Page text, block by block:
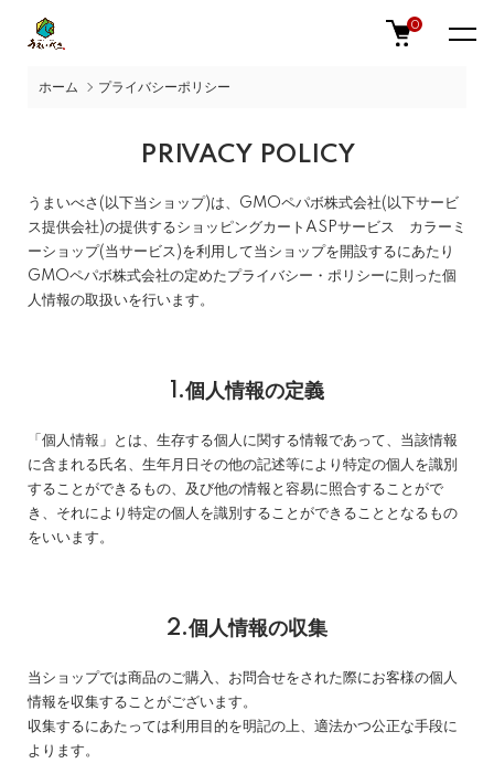
0
ホーム プライバシーポリシー
PRIVACY POLICY
うまいべさ(以下当ショップ)は、 GMOペパボ株式会社(以下サービ
ス提供会社)の提供するショッピングカートASPサービス カラーミ
ーショップ(当サービス)を利用して当ショップを開設するにあたり
GMOペパボ株式会社の定めたプライバシー・ポリシーに則った個
人情報の取扱いを行います。
1.個人情報の定義
「個人情報」とは、生存する個人に関する情報であって、当該情報
に含まれる氏名、生年月日その他の記述等により特定の個人を識別
することができるもの、及び他の情報と容易に照合することがで
き、それにより特定の個人を識別することができることとなるもの
をいいます。
2.個人情報の収集
当ショップでは商品のご購入、お問合せをされた際にお客様の個人
情報を収集することがございます。
収集するにあたっては利用目的を明記の上、適法かつ公正な手段に
よります。